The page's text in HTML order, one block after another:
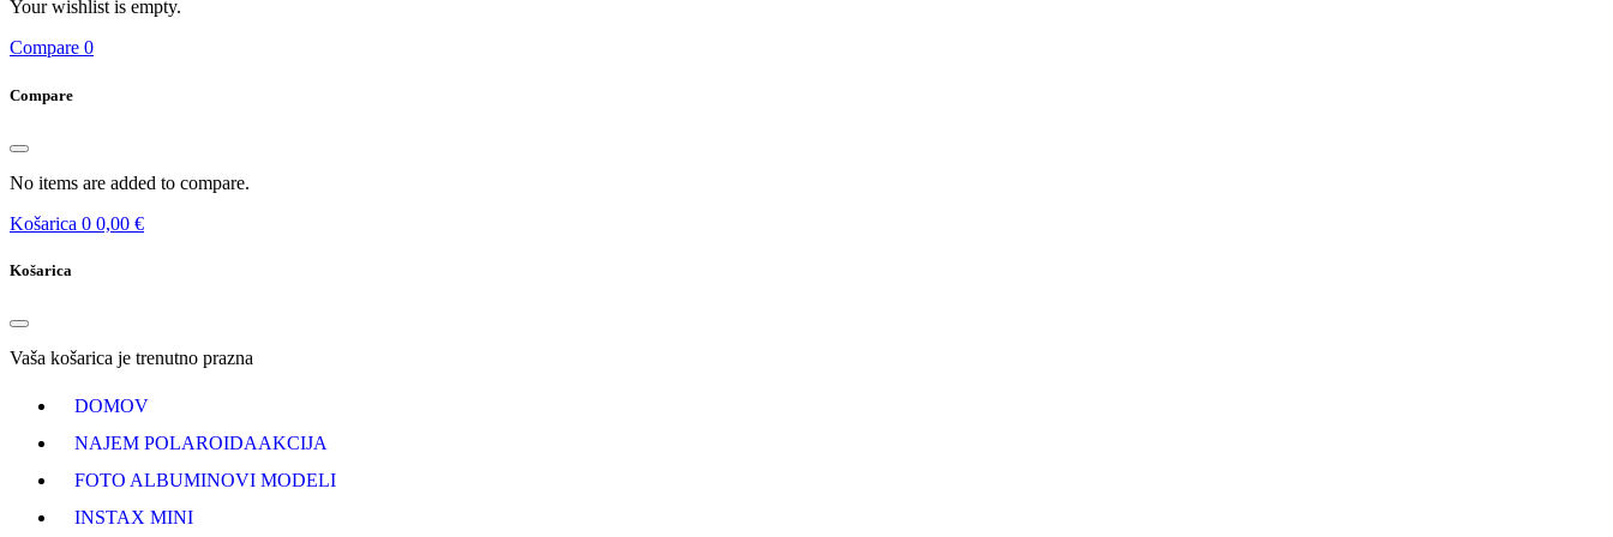
Your wishlist is empty.
Compare 0
Compare
No items are added to compare.
Košarica 0 0,00 €
Košarica
Vaša košarica je trenutno prazna
DOMOV
NAJEM POLAROIDAAKCIJA
FOTO ALBUMINOVI MODELI
INSTAX MINI